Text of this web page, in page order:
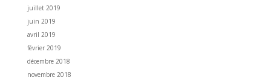
juillet 2019
juin 2019
avril 2019
février 2019
décembre 2018
novembre 2018